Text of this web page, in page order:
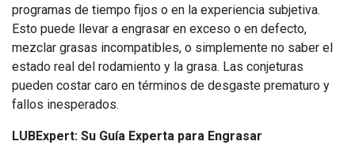
programas de tiempo fijos o en la experiencia subjetiva.
Esto puede llevar a engrasar en exceso o en defecto,
mezclar grasas incompatibles, o simplemente no saber el
estado real del rodamiento y la grasa. Las conjeturas
pueden costar caro en términos de desgaste prematuro y
fallos inesperados.
LUBExpert: Su Guía Experta para Engrasar